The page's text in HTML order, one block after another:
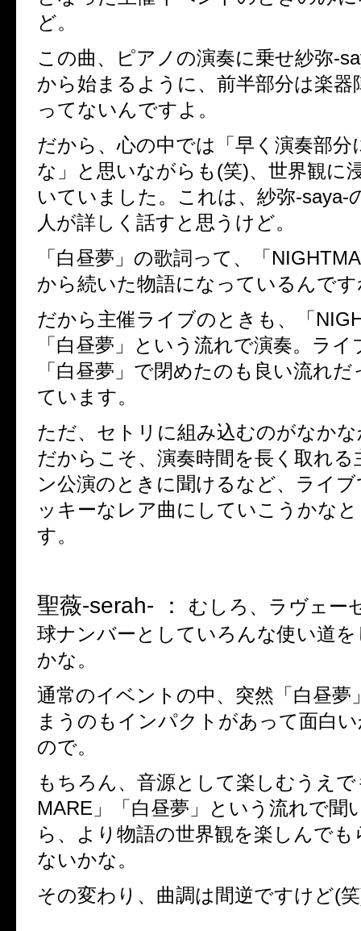
ど。
この曲、ピアノの演奏に乗せ紗弥-
から始まるように、前半部分は楽器
ってないんですよ。
だから、心の中では「早く演奏部分
な」と思いながらも(笑)、世界観に
いていました。これは、紗弥-saya-
人が詳しく話すと思うけど。
「白昼夢」の歌詞って、「
から続いた物語になっているんで
だから主催ライブのときも、「
「白昼夢」という流れで演奏。ラ
「白昼夢」で閉めたのも良い流れ
ています。
ただ、セトリに組み込むのがなか
だからこそ、演奏時間を長く取れる
ン公演のときに聞けるなど、ライ
ッキーなレア曲にしていこうかな
す。
聖薇-serah- ：
むしろ、ラヴェー
球ナンバーとしていろんな使い道
かな。
通常のイベントの中、突然「白昼夢
まうのもインパクトがあって面白
ので。
もちろん、音源として楽しむうえで
MARE 」「白昼夢」という流れで聞
ら、より物語の世界観を楽しんで
ないかな。
その変わり、曲調は間逆ですけど(笑